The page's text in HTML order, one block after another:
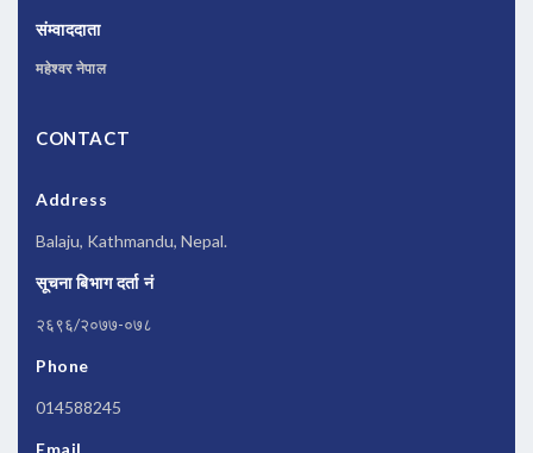
संम्वाददाता
महेश्वर नेपाल
CONTACT
Address
Balaju, Kathmandu, Nepal.
सूचना बिभाग दर्ता नं
२६९६/२०७७-०७८
Phone
014588245
Email